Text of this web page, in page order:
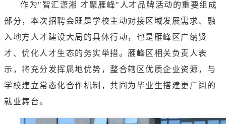
作为"智汇潇湘 才聚雁峰"人才品牌活动的重要组成
部分，本次招聘会既是学校主动对接区域发展需求、融
入地方人才建设大局的具体行动，也是雁峰区广纳贤
才、优化人才生态的务实举措。雁峰区相关负责人表
示，将充分发挥属地优势，整合辖区优质企业资源，与
学校建立常态化合作机制，共同为毕业生搭建更广阔的
就业舞台。